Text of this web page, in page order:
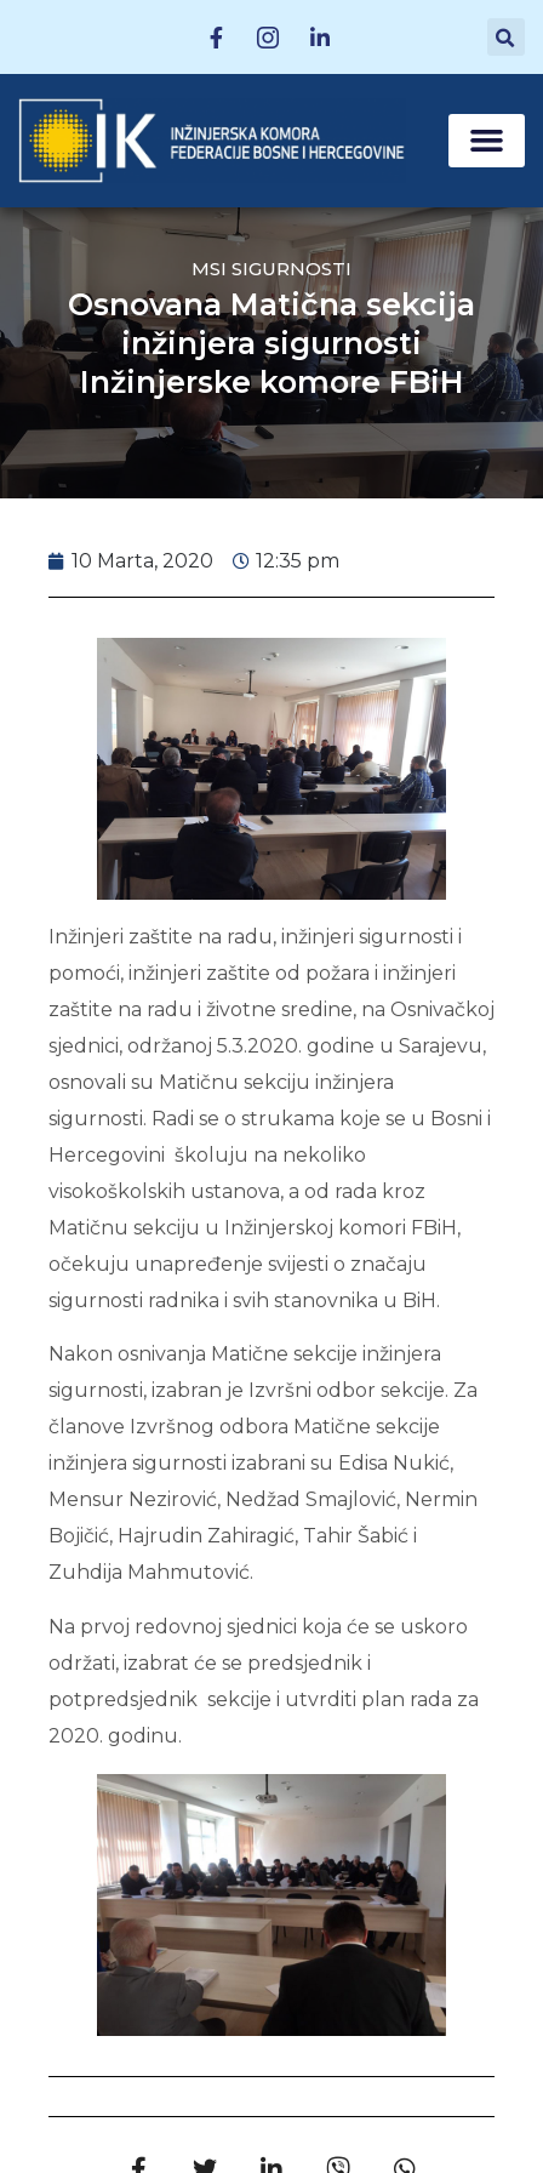
MSI SIGURNOSTI
Osnovana Matična sekcija
inžinjera sigurnosti
Inžinjerske komore FBiH
10 Marta, 2020 12:35 pm
Inžinjeri zaštite na radu, inžinjeri sigurnosti i
pomoći, inžinjeri zaštite od požara i inžinjeri
zaštite na radu i životne sredine, na Osnivačkoj
sjednici, održanoj 5.3.2020. godine u Sarajevu,
osnovali su Matičnu sekciju inžinjera
sigurnosti. Radi se o strukama koje se u Bosni i
Hercegovini školuju na nekoliko
visokoškolskih ustanova, a od rada kroz
Matičnu sekciju u Inžinjerskoj komori FBiH,
očekuju unapređenje svijesti o značaju
sigurnosti radnika i svih stanovnika u BiH.
Nakon osnivanja Matične sekcije inžinjera
sigurnosti, izabran je Izvršni odbor sekcije. Za
članove Izvršnog odbora Matične sekcije
inžinjera sigurnosti izabrani su Edisa Nukić,
Mensur Nezirović, Nedžad Smajlović, Nermin
Bojičić, Hajrudin Zahiragić, Tahir Šabić i
Zuhdija Mahmutović.
Na prvoj redovnoj sjednici koja će se uskoro
održati, izabrat će se predsjednik i
potpredsjednik sekcije i utvrditi plan rada za
2020. godinu.